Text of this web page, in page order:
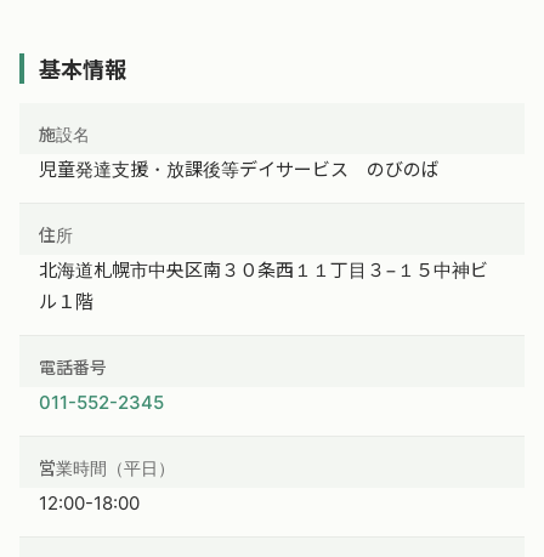
基本情報
施設名
児童発達支援・放課後等デイサービス のびのば
住所
北海道札幌市中央区南３０条西１１丁目３−１５中神ビ
ル１階
電話番号
011-552-2345
営業時間（平日）
12:00-18:00